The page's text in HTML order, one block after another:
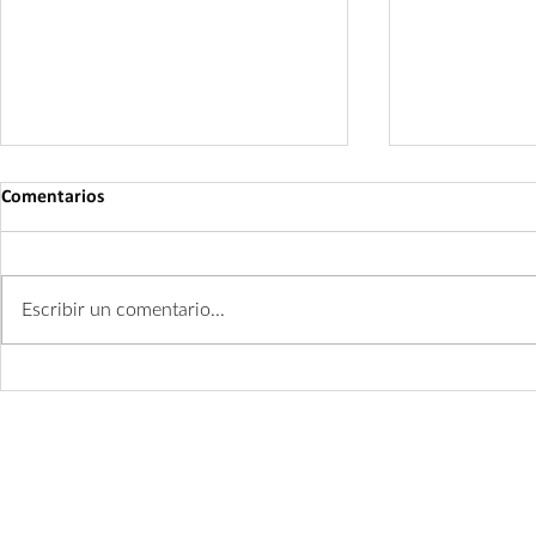
Comentarios
Escribir un comentario...